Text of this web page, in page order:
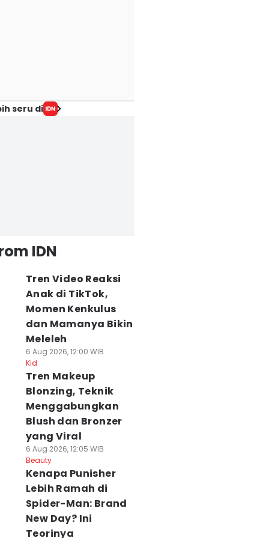
seru di
IDN
Tren Video Reaksi
Anak di TikTok,
Momen Kenkulus
dan Mamanya Bikin
Meleleh
6 Aug 2026, 12:00 WIB
Kid
Tren Makeup
Blonzing, Teknik
Menggabungkan
Blush dan Bronzer
yang Viral
6 Aug 2026, 12:05 WIB
Beauty
Kenapa Punisher
Lebih Ramah di
Spider-Man: Brand
New Day? Ini
Teorinya